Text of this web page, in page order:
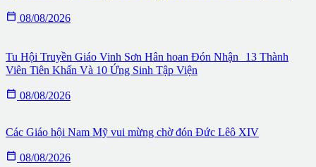
 08/08/2026
Tu Hội Truyền Giáo Vinh Sơn Hân hoan Đón Nhận 13 Thành
Viên Tiên Khấn Và 10 Ứng Sinh Tập Viện
 08/08/2026
Các Giáo hội Nam Mỹ vui mừng chờ đón Đức Lêô XIV
 08/08/2026